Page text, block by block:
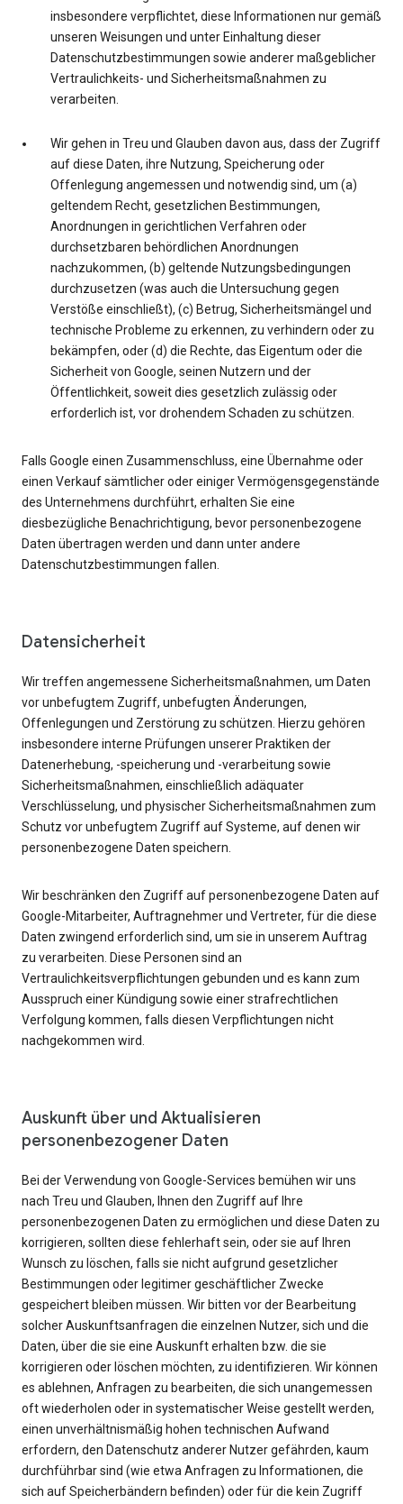
insbesondere verpflichtet, diese Informationen nur gemäß
unseren Weisungen und unter Einhaltung dieser
Datenschutzbestimmungen sowie anderer maßgeblicher
Vertraulichkeits- und Sicherheitsmaßnahmen zu
verarbeiten.
Wir gehen in Treu und Glauben davon aus, dass der Zugriff
auf diese Daten, ihre Nutzung, Speicherung oder
Offenlegung angemessen und notwendig sind, um (a)
geltendem Recht, gesetzlichen Bestimmungen,
Anordnungen in gerichtlichen Verfahren oder
durchsetzbaren behördlichen Anordnungen
nachzukommen, (b) geltende Nutzungsbedingungen
durchzusetzen (was auch die Untersuchung gegen
Verstöße einschließt), (c) Betrug, Sicherheitsmängel und
technische Probleme zu erkennen, zu verhindern oder zu
bekämpfen, oder (d) die Rechte, das Eigentum oder die
Sicherheit von Google, seinen Nutzern und der
Öffentlichkeit, soweit dies gesetzlich zulässig oder
erforderlich ist, vor drohendem Schaden zu schützen.
Falls Google einen Zusammenschluss, eine Übernahme oder
einen Verkauf sämtlicher oder einiger Vermögensgegenstände
des Unternehmens durchführt, erhalten Sie eine
diesbezügliche Benachrichtigung, bevor personenbezogene
Daten übertragen werden und dann unter andere
Datenschutzbestimmungen fallen.
Datensicherheit
Wir treffen angemessene Sicherheitsmaßnahmen, um Daten
vor unbefugtem Zugriff, unbefugten Änderungen,
Offenlegungen und Zerstörung zu schützen. Hierzu gehören
insbesondere interne Prüfungen unserer Praktiken der
Datenerhebung, -speicherung und -verarbeitung sowie
Sicherheitsmaßnahmen, einschließlich adäquater
Verschlüsselung, und physischer Sicherheitsmaßnahmen zum
Schutz vor unbefugtem Zugriff auf Systeme, auf denen wir
personenbezogene Daten speichern.
Wir beschränken den Zugriff auf personenbezogene Daten auf
Google-Mitarbeiter, Auftragnehmer und Vertreter, für die diese
Daten zwingend erforderlich sind, um sie in unserem Auftrag
zu verarbeiten. Diese Personen sind an
Vertraulichkeitsverpflichtungen gebunden und es kann zum
Ausspruch einer Kündigung sowie einer strafrechtlichen
Verfolgung kommen, falls diesen Verpflichtungen nicht
nachgekommen wird.
Auskunft über und Aktualisieren
personenbezogener Daten
Bei der Verwendung von Google-Services bemühen wir uns
nach Treu und Glauben, Ihnen den Zugriff auf Ihre
personenbezogenen Daten zu ermöglichen und diese Daten zu
korrigieren, sollten diese fehlerhaft sein, oder sie auf Ihren
Wunsch zu löschen, falls sie nicht aufgrund gesetzlicher
Bestimmungen oder legitimer geschäftlicher Zwecke
gespeichert bleiben müssen. Wir bitten vor der Bearbeitung
solcher Auskunftsanfragen die einzelnen Nutzer, sich und die
Daten, über die sie eine Auskunft erhalten bzw. die sie
korrigieren oder löschen möchten, zu identifizieren. Wir können
es ablehnen, Anfragen zu bearbeiten, die sich unangemessen
oft wiederholen oder in systematischer Weise gestellt werden,
einen unverhältnismäßig hohen technischen Aufwand
erfordern, den Datenschutz anderer Nutzer gefährden, kaum
durchführbar sind (wie etwa Anfragen zu Informationen, die
sich auf Speicherbändern befinden) oder für die kein Zugriff